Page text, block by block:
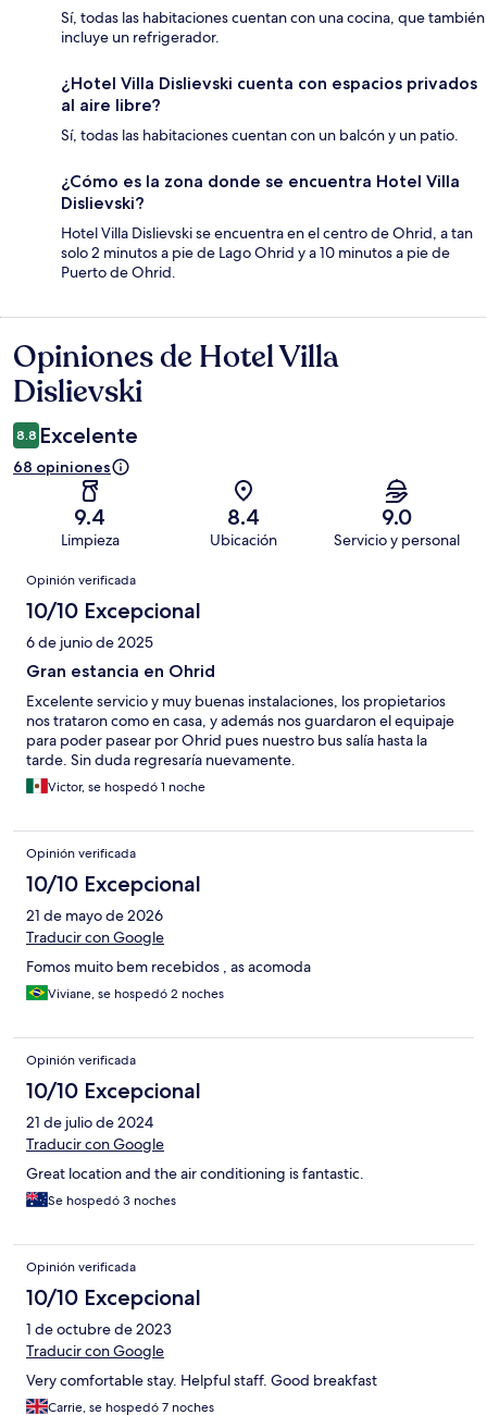
Sí, todas las habitaciones cuentan con una cocina, que también
incluye un refrigerador.
¿Hotel Villa Dislievski cuenta con espacios privados
al aire libre?
Sí, todas las habitaciones cuentan con un balcón y un patio.
¿Cómo es la zona donde se encuentra Hotel Villa
Dislievski?
Hotel Villa Dislievski se encuentra en el centro de Ohrid, a tan
solo 2 minutos a pie de Lago Ohrid y a 10 minutos a pie de
Puerto de Ohrid.
Opiniones
Opiniones de Hotel Villa
Dislievski
8.8 Excelente
68 opiniones
9.4
Limpieza
8.4
Ubicación
9.0
Servicio y personal
Opiniones
Opinión verificada
10/10 Excepcional
6 de junio de 2025
Gran estancia en Ohrid
Excelente servicio y muy buenas instalaciones, los propietarios
nos trataron como en casa, y además nos guardaron el equipaje
para poder pasear por Ohrid pues nuestro bus salía hasta la
tarde. Sin duda regresaría nuevamente.
Victor, se hospedó 1 noche
Opinión verificada
10/10 Excepcional
21 de mayo de 2026
Traducir con Google
Fomos muito bem recebidos , as acomoda
Viviane, se hospedó 2 noches
Opinión verificada
10/10 Excepcional
21 de julio de 2024
Traducir con Google
Great location and the air conditioning is fantastic.
Se hospedó 3 noches
Opinión verificada
10/10 Excepcional
1 de octubre de 2023
Traducir con Google
Very comfortable stay. Helpful staff. Good breakfast
Carrie, se hospedó 7 noches